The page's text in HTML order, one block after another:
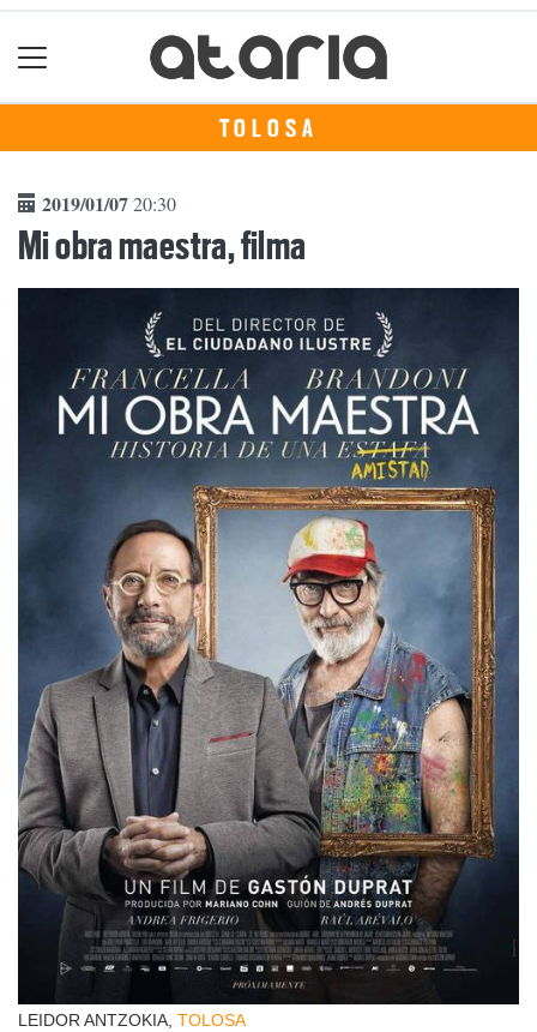
TOLOSA
2019/01/0720:30
Mi obra maestra, filma
LEIDOR ANTZOKIA, TOLOSA